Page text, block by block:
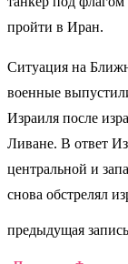
пройти в Иран.
Ситуация на
военные
Израиля после
Ливане. В ответ
центральной и
снова обстрелял
предыдущая запись